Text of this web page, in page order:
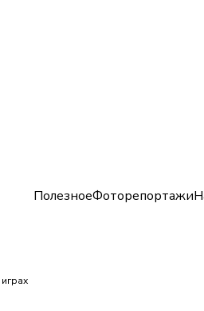
ПолезноеФоторепортажи
Олимпийских играх